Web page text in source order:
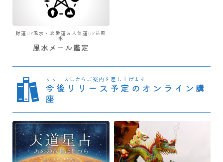
財運UP風水・恋愛運＆人気運UP花風
水
風水メール鑑定
リリースしたらご案内を差し上げます
今後リリース予定のオンライン講
座